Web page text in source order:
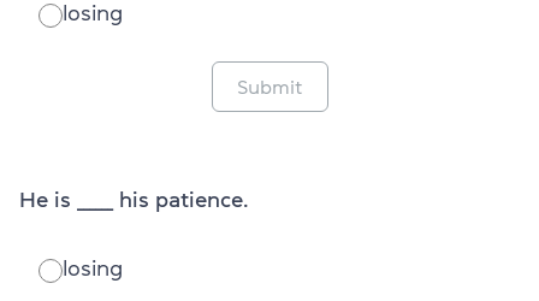
losing
Submit
He is ______ his patience.
losing